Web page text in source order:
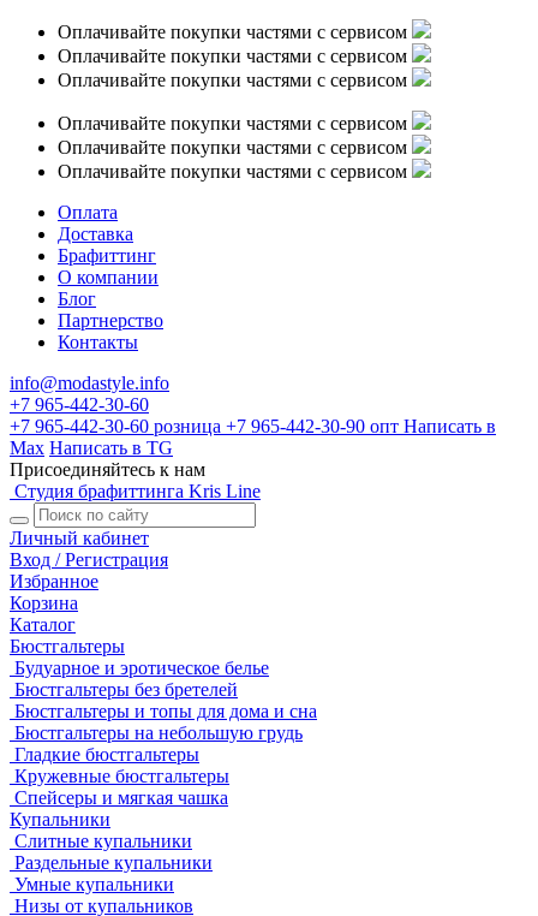
Оплачивайте покупки частями с сервисом
Оплачивайте покупки частями с сервисом
Оплачивайте покупки частями с сервисом
Оплачивайте покупки частями с сервисом
Оплачивайте покупки частями с сервисом
Оплачивайте покупки частями с сервисом
Оплата
Доставка
Брафиттинг
О компании
Блог
Партнерство
Контакты
info@modastyle.info
+7 965-442-30-60
+7 965-442-30-60 розница +7 965-442-30-90 опт Написать в
Max Написать в TG
Присоединяйтесь к нам
Студия брафиттинга Kris Line
Личный кабинет
Вход / Регистрация
Избранное
Корзина
Каталог
Бюстгальтеры
Будуарное и эротическое белье
Бюстгальтеры без бретелей
Бюстгальтеры и топы для дома и сна
Бюстгальтеры на небольшую грудь
Гладкие бюстгальтеры
Кружевные бюстгальтеры
Спейсеры и мягкая чашка
Купальники
Слитные купальники
Раздельные купальники
Умные купальники
Низы от купальников